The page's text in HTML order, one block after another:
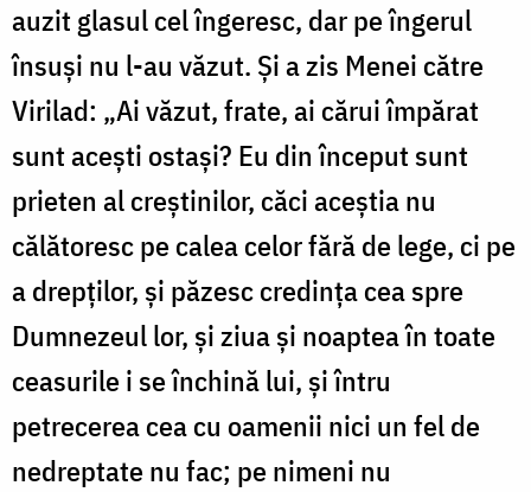
auzit glasul cel îngeresc, dar pe îngerul
însuși nu l-au văzut. Și a zis Menei către
Virilad: „Ai văzut, frate, ai cărui împărat
sunt acești ostași? Eu din început sunt
prieten al creștinilor, căci aceștia nu
călătoresc pe calea celor fără de lege, ci pe
a drepților, și păzesc credința cea spre
Dumnezeul lor, și ziua și noaptea în toate
ceasurile i se închină lui, și întru
petrecerea cea cu oamenii nici un fel de
nedreptate nu fac; pe nimeni nu